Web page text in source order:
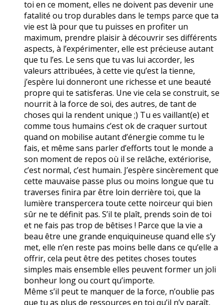
toi en ce moment, elles ne doivent pas devenir une
fatalité ou trop durables dans le temps parce que ta
vie est là pour que tu puisses en profiter un
maximum, prendre plaisir à découvrir ses différents
aspects, à l’expérimenter, elle est précieuse autant
que tu l’es. Le sens que tu vas lui accorder, les
valeurs attribuées, à cette vie qu’est la tienne,
j’espère lui donneront une richesse et une beauté
propre qui te satisferas. Une vie cela se construit, se
nourrit à la force de soi, des autres, de tant de
choses qui la rendent unique ;) Tu es vaillant(e) et
comme tous humains c’est ok de craquer surtout
quand on mobilise autant d’énergie comme tu le
fais, et même sans parler d’efforts tout le monde a
son moment de repos où il se relâche, extériorise,
c’est normal, c’est humain. J’espère sincèrement que
cette mauvaise passe plus ou moins longue que tu
traverses finira par être loin derrière toi, que la
lumière transpercera toute cette noirceur qui bien
sûr ne te définit pas. S’il te plaît, prends soin de toi
et ne fais pas trop de bêtises ! Parce que la vie a
beau être une grande enquiquineuse quand elle s’y
met, elle n’en reste pas moins belle dans ce qu’elle a
offrir, cela peut être des petites choses toutes
simples mais ensemble elles peuvent former un joli
bonheur long ou court qu’importe.
Même s’il peut te manquer de la force, n’oublie pas
que tu as plus de ressources en toi qu’il n’y paraît,